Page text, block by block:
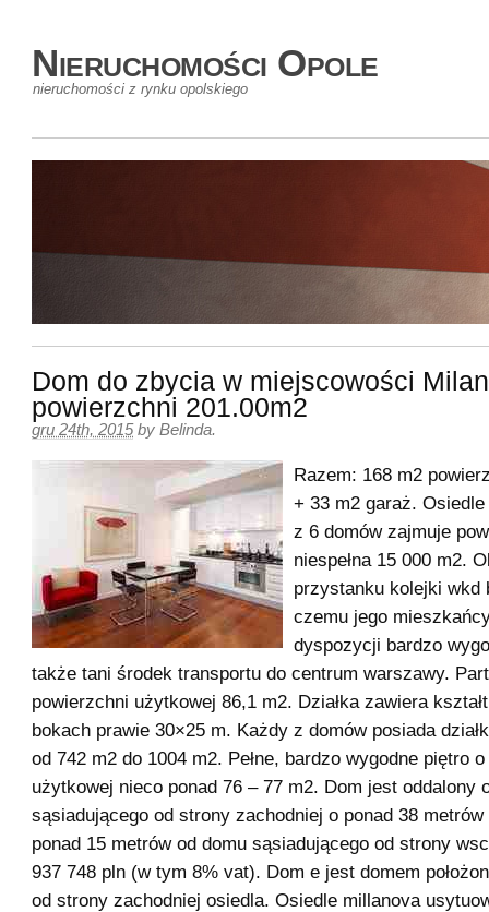
Nieruchomości Opole
nieruchomości z rynku opolskiego
Dom do zbycia w miejscowości
powierzchni 201.00m2
gru 24th, 2015 by Belinda.
Razem: 168 m2
+ 33 m2 garaż. Osiedle
z 6 domów zajmuje
niespełna 15 000 m2.
przystanku kolejki wkd
czemu jego
dyspozycji bardzo
także tani środek transportu do centrum warszawy.
powierzchni użytkowej 86,1 m2. Działka zawiera
bokach prawie 30×25 m. Każdy z domów posiada
od 742 m2 do 1004 m2. Pełne, bardzo wygodne piętro
użytkowej nieco ponad 76 – 77 m2. Dom jest oddalony
sąsiadującego od strony zachodniej o ponad 38
ponad 15 metrów od domu sąsiadującego od strony
937 748 pln (w tym 8% vat). Dom e jest domem
od strony zachodniej osiedla. Osiedle millanova